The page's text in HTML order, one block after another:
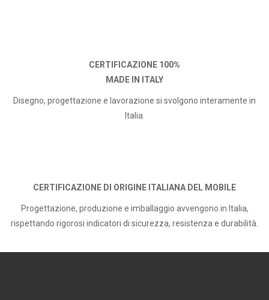
CERTIFICAZIONE 100%
MADE IN ITALY
Disegno, progettazione e lavorazione si svolgono interamente in
Italia.
CERTIFICAZIONE DI ORIGINE ITALIANA DEL MOBILE
Progettazione, produzione e imballaggio avvengono in Italia,
rispettando rigorosi indicatori di sicurezza, resistenza e durabilità.